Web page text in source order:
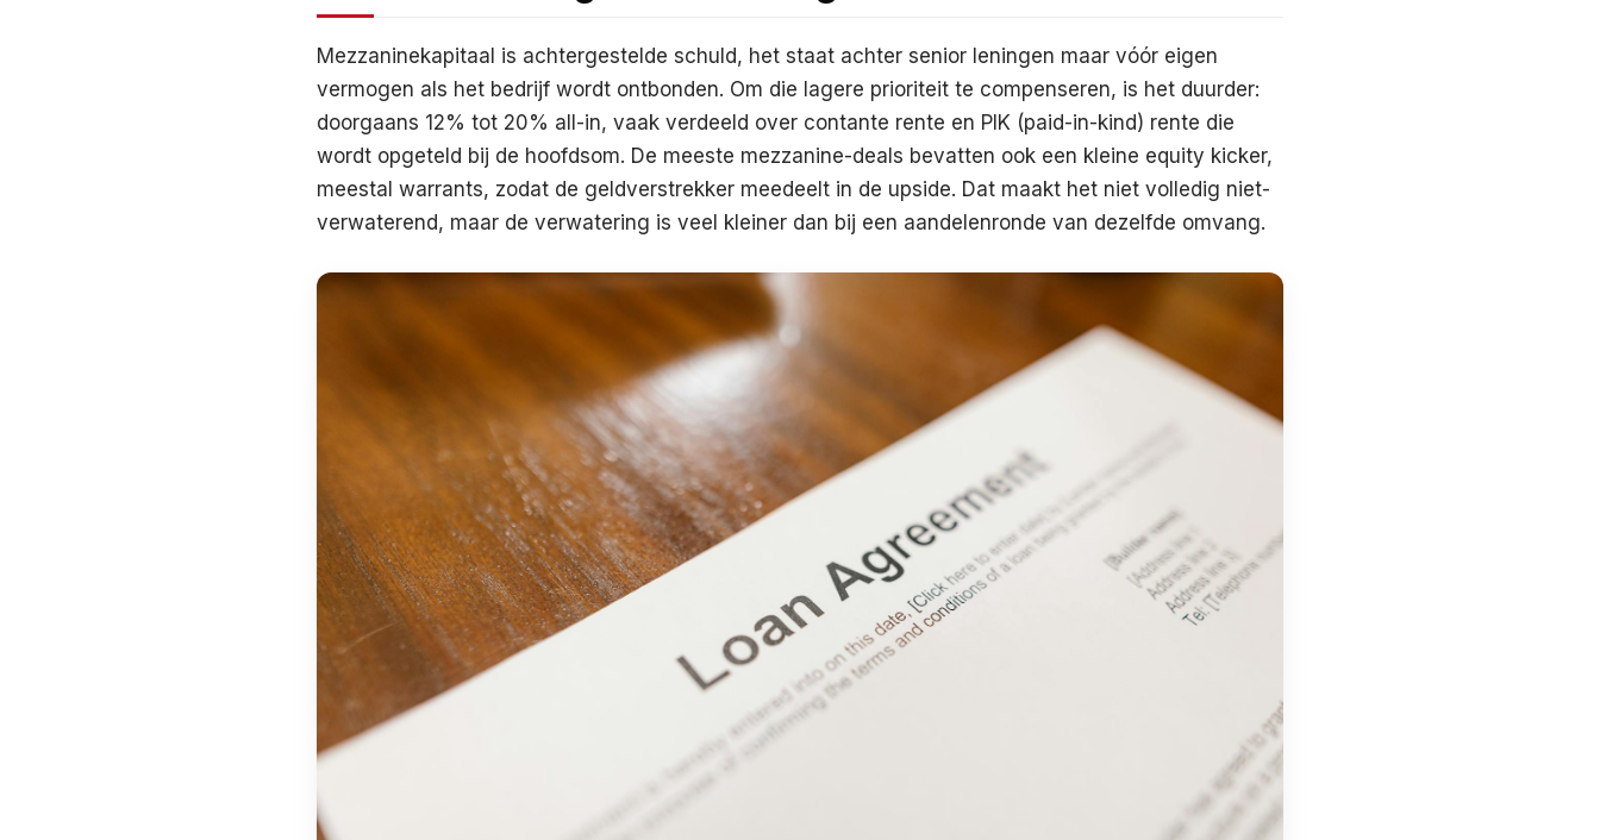
Mezzaninekapitaal is achtergestelde schuld, het staat achter senior leningen maar vóór eigen
vermogen als het bedrijf wordt ontbonden. Om die lagere prioriteit te compenseren, is het duurder:
doorgaans 12% tot 20% all-in, vaak verdeeld over contante rente en PIK (paid-in-kind) rente die
wordt opgeteld bij de hoofdsom. De meeste mezzanine-deals bevatten ook een kleine equity kicker,
meestal warrants, zodat de geldverstrekker meedeelt in de upside. Dat maakt het niet volledig niet-
verwaterend, maar de verwatering is veel kleiner dan bij een aandelenronde van dezelfde omvang.